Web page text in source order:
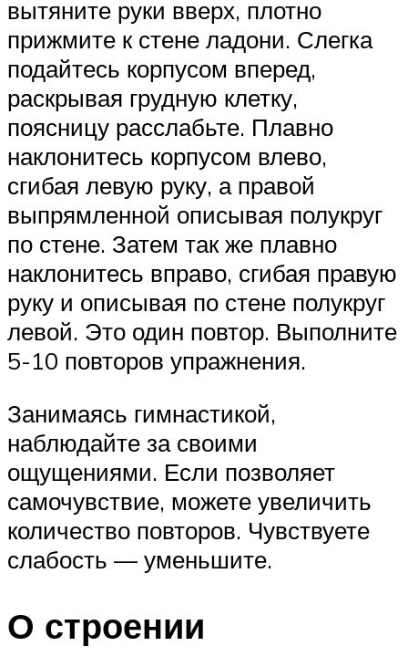
вытяните руки вверх, плотно
прижмите к стене ладони. Слегка
подайтесь корпусом вперед,
раскрывая грудную клетку,
поясницу расслабьте. Плавно
наклонитесь корпусом влево,
сгибая левую руку, а правой
выпрямленной описывая полукруг
по стене. Затем так же плавно
наклонитесь вправо, сгибая правую
руку и описывая по стене полукруг
левой. Это один повтор. Выполните
5-10 повторов упражнения.
Занимаясь гимнастикой,
наблюдайте за своими
ощущениями. Если позволяет
самочувствие, можете увеличить
количество повторов. Чувствуете
слабость — уменьшите.
О строении